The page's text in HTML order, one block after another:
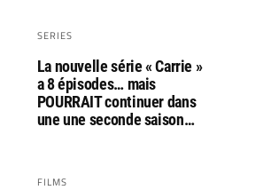
SERIES
La nouvelle série « Carrie »
a 8 épisodes… mais
POURRAIT continuer dans
une une seconde saison…
FILMS